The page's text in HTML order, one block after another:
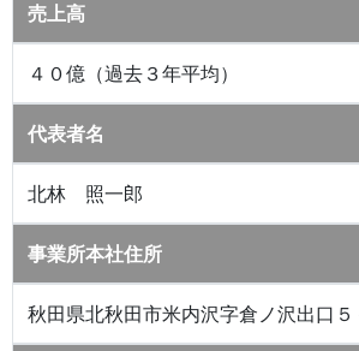
売上高
４０億（過去３年平均）
代表者名
北林 照一郎
事業所本社住所
秋田県北秋田市米内沢字倉ノ沢出口５